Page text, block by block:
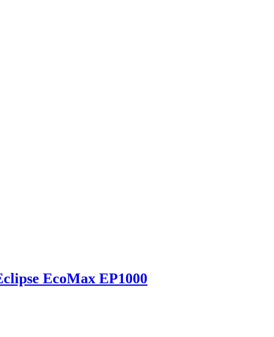
EcoMax EP1000